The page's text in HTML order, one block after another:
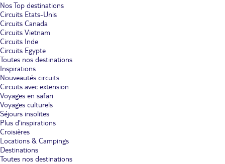
Nos Top destinations
Circuits Etats-Unis
Circuits Canada
Circuits Vietnam
Circuits Inde
Circuits Egypte
Toutes nos destinations
Inspirations
Nouveautés circuits
Circuits avec extension
Voyages en safari
Voyages culturels
Séjours insolites
Plus d'inspirations
Croisières
Locations & Campings
Destinations
Toutes nos destinations